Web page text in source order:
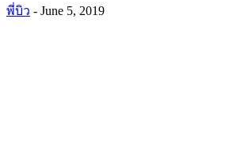
พี่บิว - June 5, 2019